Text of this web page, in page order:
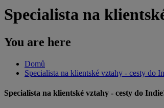
Specialista na
You are here
Domů
Specialista na klientské vztahy - cesty do
Specialista na klientské vztahy - cesty do